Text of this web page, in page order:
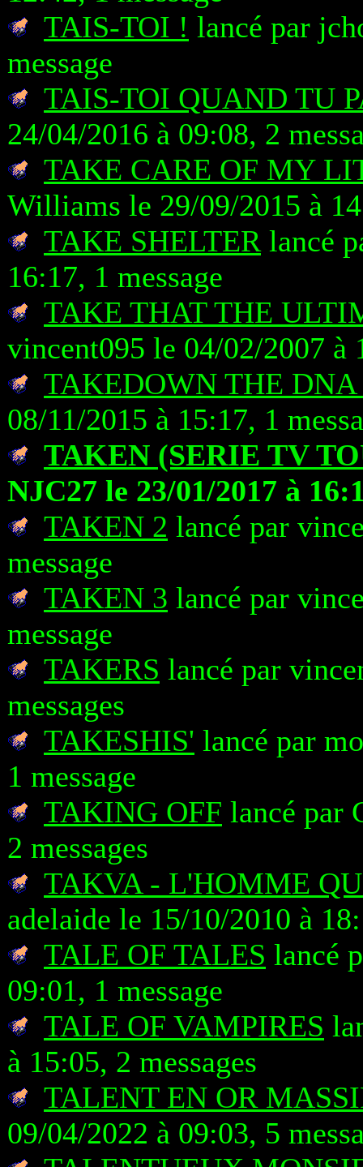
TAIS-TOI ! lancé par
message
TAIS-TOI QUAND TU
24/04/2016 à 09:08, 2
TAKE CARE OF MY
Williams le 29/09/2015 à
TAKE SHELTER lancé
16:17, 1 message
TAKE THAT THE
vincent095 le 04/02/2007 à
TAKEDOWN THE DNA
08/11/2015 à 15:17, 1
TAKEN (SERIE TV
NJC27 le 23/01/2017 à
TAKEN 2 lancé par
message
TAKEN 3 lancé par
message
TAKERS lancé par
messages
TAKESHIS' lancé par
1 message
TAKING OFF lancé par
2 messages
TAKVA - L'HOMME
adelaide le 15/10/2010 à
TALE OF TALES lancé
09:01, 1 message
TALE OF VAMPIRES
à 15:05, 2 messages
TALENT EN OR
09/04/2022 à 09:03, 5